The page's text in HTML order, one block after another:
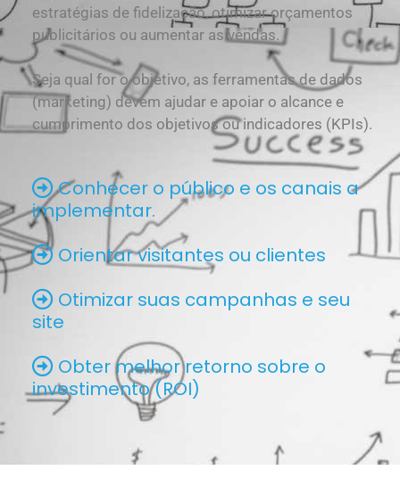
estratégias de fidelização, otimizar orçamentos
publicitários ou aumentar as vendas.
Seja qual for o objetivo, as ferramentas de dados
(marketing) devem ajudar e apoiar o alcance e
cumprimento dos objetivos ou indicadores (KPIs).
Conhecer o público e os canais a
implementar.
Orientar visitantes ou clientes
Otimizar suas campanhas e seu
site
Obter melhor retorno sobre o
investimento (ROI)